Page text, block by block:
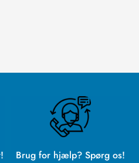
Brug for hjælp? Spørg os!